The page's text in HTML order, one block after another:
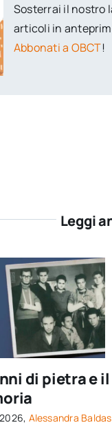
Sosterrai il nostro
articoli in
Abbonati a OBCT!
Leggi
di pietra e
Alessandra